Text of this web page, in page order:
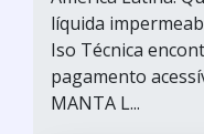
líquida
Iso Técnica
pagamento
MANTA L...